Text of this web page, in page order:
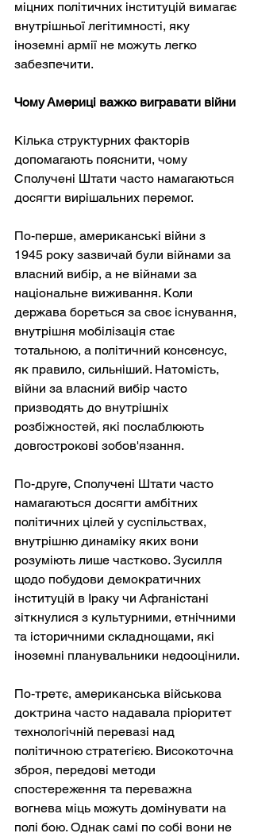
міцних політичних інституцій вимагає
внутрішньої легітимності, яку
іноземні армії не можуть легко
забезпечити.
Чому Америці важко вигравати війни
Кілька структурних факторів
допомагають пояснити, чому
Сполучені Штати часто намагаються
досягти вирішальних перемог.
По-перше, американські війни з
1945 року зазвичай були війнами за
власний вибір, а не війнами за
національне виживання. Коли
держава бореться за своє існування,
внутрішня мобілізація стає
тотальною, а політичний консенсус,
як правило, сильніший. Натомість,
війни за власний вибір часто
призводять до внутрішніх
розбіжностей, які послаблюють
довгострокові зобов'язання.
По-друге, Сполучені Штати часто
намагаються досягти амбітних
політичних цілей у суспільствах,
внутрішню динаміку яких вони
розуміють лише частково. Зусилля
щодо побудови демократичних
інституцій в Іраку чи Афганістані
зіткнулися з культурними, етнічними
та історичними складнощами, які
іноземні планувальники недооцінили.
По-третє, американська військова
доктрина часто надавала пріоритет
технологічній перевазі над
політичною стратегією. Високоточна
зброя, передові методи
спостереження та переважна
вогнева міць можуть домінувати на
полі бою. Однак самі по собі вони не